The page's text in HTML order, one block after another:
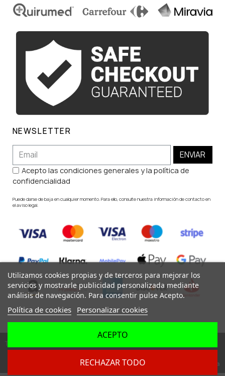
NEWSLETTER
ENVIAR
Acepto las condiciones generales y la política de
confidencialidad
Puede darse de baja en cualquier momento. Para ello, consulte nuestra información de contacto en
el aviso legal.
Todos los derechos reservados ©
Dev. byDigital Agency Barcelona
Utilizamos cookies propias y de terceros para mejorar los
servicios y mostrarle publicidad personalizada mediante
análisis de navegación. Para consentir pulse Acepto.
Política de cookies Personalizar cookies
RECHAZAR TODO
ACEPTO